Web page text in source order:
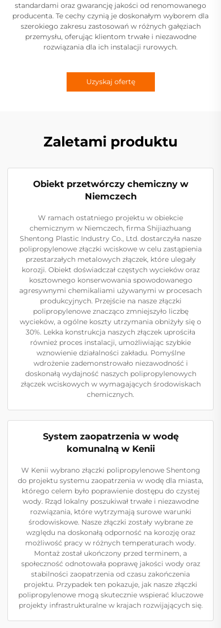
standardami oraz gwarancję jakości od renomowanego
producenta. Te cechy czynią je doskonałym wyborem dla
szerokiego zakresu zastosowań w różnych gałęziach
przemysłu, oferując klientom trwałe i niezawodne
rozwiązania dla ich instalacji rurowych.
Uzyskaj ofertę
Zaletami produktu
Obiekt przetwórczy chemiczny w
Niemczech
W ramach ostatniego projektu w obiekcie
chemicznym w Niemczech, firma Shijiazhuang
Shentong Plastic Industry Co., Ltd. dostarczyła nasze
polipropylenowe złączki wciskowe w celu zastąpienia
przestarzałych metalowych złączek, które ulegały
korozji. Obiekt doświadczał częstych wycieków oraz
kosztownego konserwowania spowodowanego
agresywnymi chemikaliami używanymi w procesach
produkcyjnych. Przejście na nasze złączki
polipropylenowe znacząco zmniejszyło liczbę
wycieków, a ogólne koszty utrzymania obniżyły się o
30%. Lekka konstrukcja naszych złączek uprościła
również proces instalacji, umożliwiając szybkie
wznowienie działalności zakładu. Pomyślne
wdrożenie zademonstrowało niezawodność i
doskonałą wydajność naszych polipropylenowych
złączek wciskowych w wymagających środowiskach
chemicznych.
System zaopatrzenia w wodę
komunalną w Kenii
W Kenii wybrano złączki polipropylenowe Shentong
do projektu systemu zaopatrzenia w wodę dla miasta,
którego celem było poprawienie dostępu do czystej
wody. Rząd lokalny poszukiwał trwałe i niezawodne
rozwiązania, które wytrzymają surowe warunki
środowiskowe. Nasze złączki zostały wybrane ze
względu na doskonałą odporność na korozję oraz
możliwość pracy w różnych temperaturach wody.
Montaż został ukończony przed terminem, a
społeczność odnotowała poprawę jakości wody oraz
stabilności zaopatrzenia od czasu zakończenia
projektu. Przypadek ten pokazuje, jak nasze złączki
polipropylenowe mogą skutecznie wspierać kluczowe
projekty infrastrukturalne w krajach rozwijających się.